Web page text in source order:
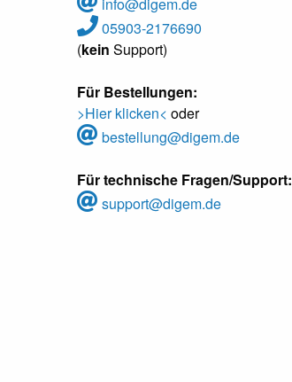
05903-2176690
(kein Support)
Für Bestellungen:
>Hier klicken< oder
bestellung@digem.de
Für technische Fragen/Support:
support@digem.de